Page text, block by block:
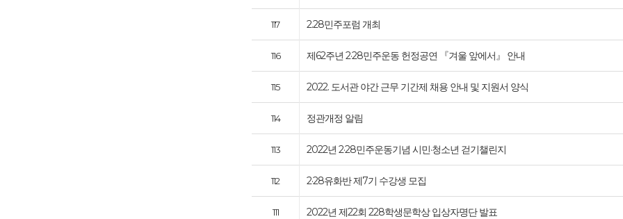
117 2.28민주포럼 개최
116 제62주년 2·28민주운동 헌정공연 『겨울 앞에서』 안내
115 2022. 도서관 야간 근무 기간제 채용 안내 및 지원서 양식
114 정관개정 알림
113 2022년 2·28민주운동기념 시민·청소년 걷기챌린지
112 2·28유화반 제7기 수강생 모집
111 2022년 제22회 228학생문학상 입상자명단 발표